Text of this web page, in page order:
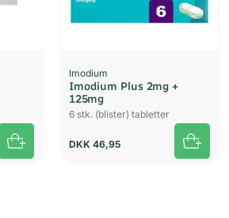
Imodium
Imodium Plus 2mg +
125mg
6 stk. (blister) tabletter
DKK 46,95